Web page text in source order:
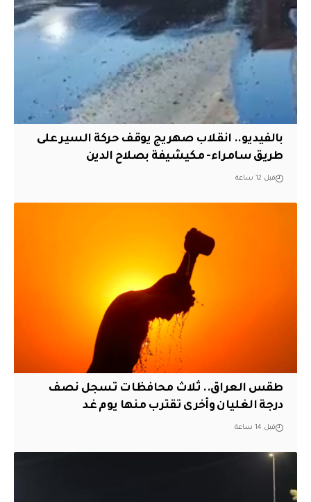
بالفيديو.. انقلاب صهريج يوقف حركة السير على
طريق سامراء- مكيشيفة بصلاح الدين
قبل 12 ساعة
طقس العراق.. ثلاث محافظات تسجل نصف
درجة الغليان وأخرى تقترب منها يوم غد
قبل 14 ساعة